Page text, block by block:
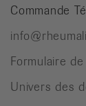
Commande
Formulaire
Univers des